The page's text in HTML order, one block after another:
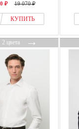
₽ 19 070 ₽
КУПИТЬ
2 цвета→